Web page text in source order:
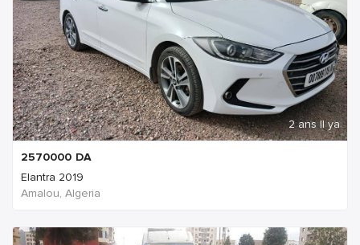
2 ans Il ya
2570000 DA
Elantra 2019
Amalou, Algeria